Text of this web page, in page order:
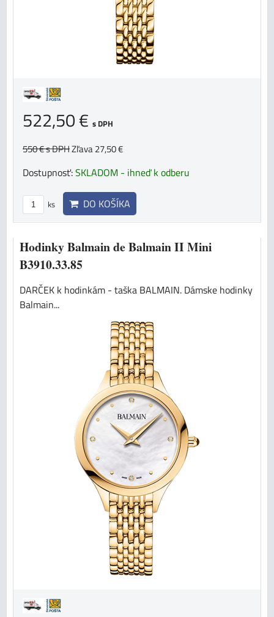
522,50 € s DPH
550 €s DPHZľava 27,50 €
Dostupnosť:SKLADOM - ihneď k odberu
ks DO KOŠÍKA
Hodinky Balmain de Balmain II Mini
B3910.33.85
DARČEK k hodinkám - taška BALMAIN. Dámske hodinky
Balmain...